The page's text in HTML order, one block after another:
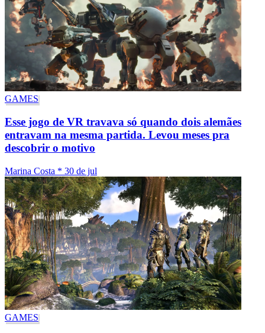
GAMES
Esse jogo de VR travava só quando dois alemães
entravam na mesma partida. Levou meses pra
descobrir o motivo
Marina Costa * 30 de jul
GAMES